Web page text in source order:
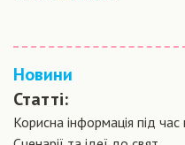
Новини
Статті:
Корисна інформація під час